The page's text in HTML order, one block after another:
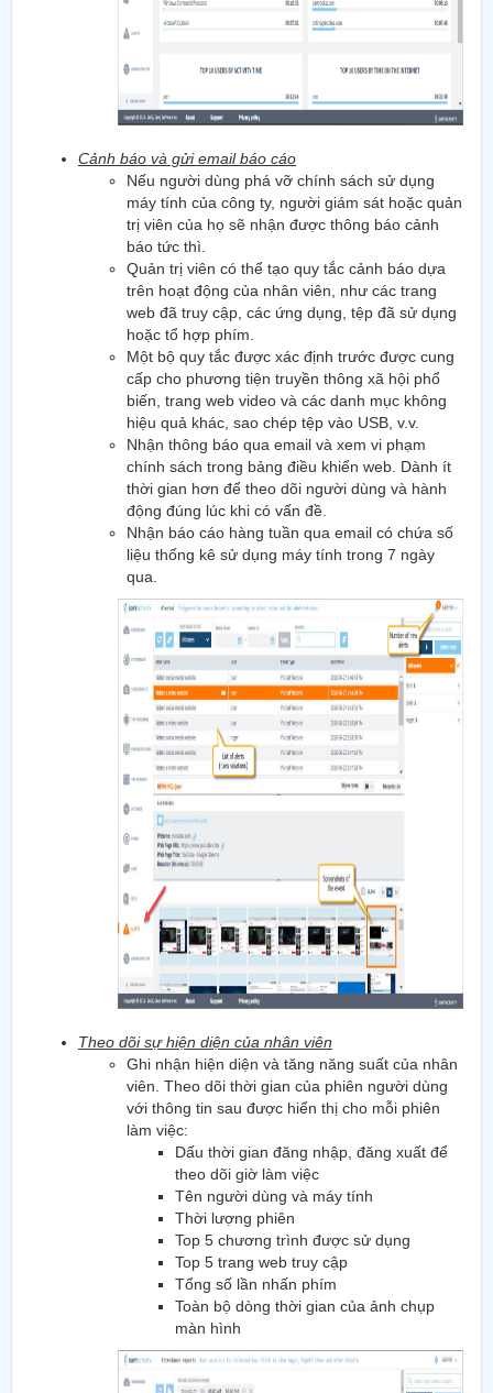
Cảnh báo và gửi email báo cáo
Nếu người dùng phá vỡ chính sách sử dụng
máy tính của công ty, người giám sát hoặc quản
trị viên của họ sẽ nhận được thông báo cảnh
báo tức thì.
Quản trị viên có thể tạo quy tắc cảnh báo dựa
trên hoạt động của nhân viên, như các trang
web đã truy cập, các ứng dụng, tệp đã sử dụng
hoặc tổ hợp phím.
Một bộ quy tắc được xác định trước được cung
cấp cho phương tiện truyền thông xã hội phổ
biến, trang web video và các danh mục không
hiệu quả khác, sao chép tệp vào USB, v.v.
Nhận thông báo qua email và xem vi phạm
chính sách trong bảng điều khiển web. Dành ít
thời gian hơn để theo dõi người dùng và hành
động đúng lúc khi có vấn đề.
Nhận báo cáo hàng tuần qua email có chứa số
liệu thống kê sử dụng máy tính trong 7 ngày
qua.
Theo dõi sự hiện diện của nhân viên
Ghi nhận hiện diện và tăng năng suất của nhân
viên. Theo dõi thời gian của phiên người dùng
với thông tin sau được hiển thị cho mỗi phiên
làm việc:
Dấu thời gian đăng nhập, đăng xuất để
theo dõi giờ làm việc
Tên người dùng và máy tính
Thời lượng phiên
Top 5 chương trình được sử dụng
Top 5 trang web truy cập
Tổng số lần nhấn phím
Toàn bộ dòng thời gian của ảnh chụp
màn hình